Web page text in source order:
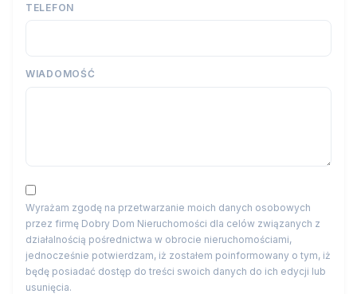
TELEFON
WIADOMOŚĆ
Wyrażam zgodę na przetwarzanie moich danych osobowych
przez firmę Dobry Dom Nieruchomości dla celów związanych z
działalnością pośrednictwa w obrocie nieruchomościami,
jednocześnie potwierdzam, iż zostałem poinformowany o tym, iż
będę posiadać dostęp do treści swoich danych do ich edycji lub
usunięcia.